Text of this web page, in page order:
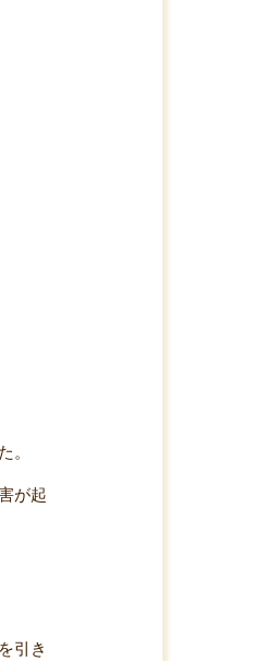
。
が起
引き